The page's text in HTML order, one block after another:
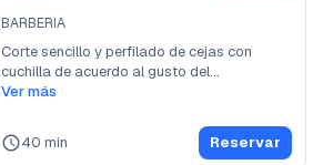
BARBERIA
Corte sencillo y perfilado de cejas con
cuchilla de acuerdo al gusto del...
Ver más
40 min Reservar